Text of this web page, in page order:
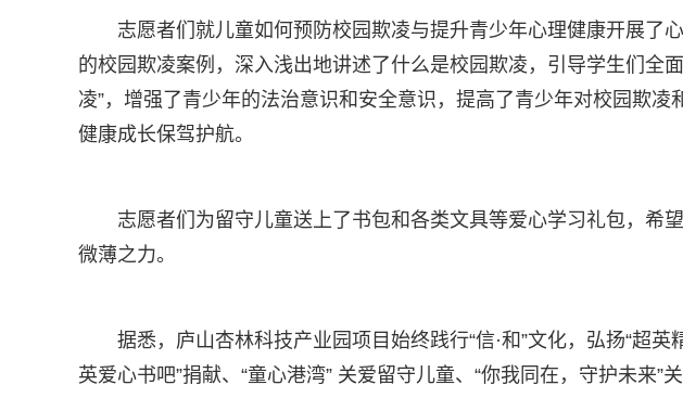
志愿者们就儿童如何预防校园欺凌与提升青少年心理健康开展了
的校园欺凌案例，深入浅出地讲述了什么是校园欺凌，引导学生们全
凌”，增强了青少年的法治意识和安全意识，提高了青少年对校园欺
健康成长保驾护航。
志愿者们为留守儿童送上了书包和各类文具等爱心学习礼包，希
微薄之力。
据悉，庐山杏林科技产业园项目始终践行“信·和”文化，弘扬“超英
英爱心书吧”捐献、“童心港湾” 关爱留守儿童、“你我同在，守护未来”